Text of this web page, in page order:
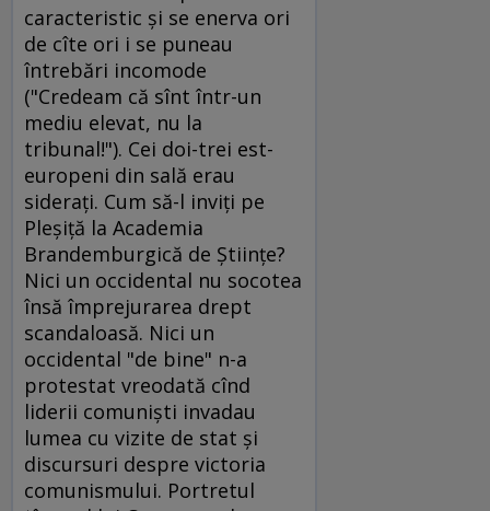
caracteristic şi se enerva ori
de cîte ori i se puneau
întrebări incomode
("Credeam că sînt într-un
mediu elevat, nu la
tribunal!"). Cei doi-trei est-
europeni din sală erau
sideraţi. Cum să-l inviţi pe
Pleşiţă la Academia
Brandemburgică de Ştiinţe?
Nici un occidental nu socotea
însă împrejurarea drept
scandaloasă. Nici un
occidental "de bine" n-a
protestat vreodată cînd
liderii comunişti invadau
lumea cu vizite de stat şi
discursuri despre victoria
comunismului. Portretul